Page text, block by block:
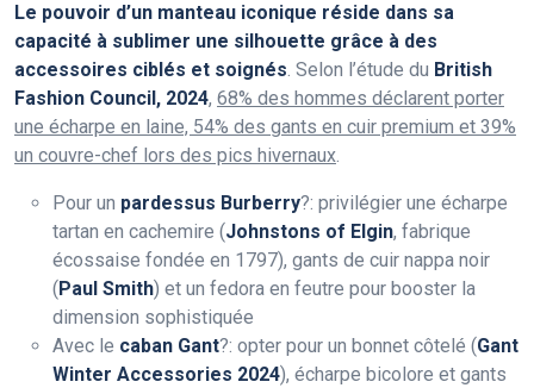
Le pouvoir d’un manteau iconique réside dans sa
capacité à sublimer une silhouette grâce à des
accessoires ciblés et soignés. Selon l’étude du British
Fashion Council, 2024, 68% des hommes déclarent porter
une écharpe en laine, 54% des gants en cuir premium et 39%
un couvre-chef lors des pics hivernaux.
Pour un pardessus Burberry?: privilégier une écharpe
tartan en cachemire (Johnstons of Elgin, fabrique
écossaise fondée en 1797), gants de cuir nappa noir
( Paul Smith) et un fedora en feutre pour booster la
dimension sophistiquée
Avec le caban Gant?: opter pour un bonnet côtelé (Gant
Winter Accessories 2024), écharpe bicolore et gants